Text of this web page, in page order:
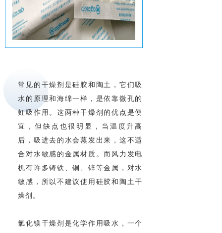
常见的干燥剂是硅胶和陶土，它们吸
水的原理和海绵一样，是依靠微孔的
虹吸作用。这两种干燥剂的优点是便
宜，但缺点也很明显，当温度升高
后，吸进去的水会蒸发出来，这不适
合对水敏感的金属材质。而风力发电
机有许多铸铁、铜、锌等金属，对水
敏感，所以不建议使用硅胶和陶土干
燥剂。
氯化镁干燥剂是化学作用吸水，一个